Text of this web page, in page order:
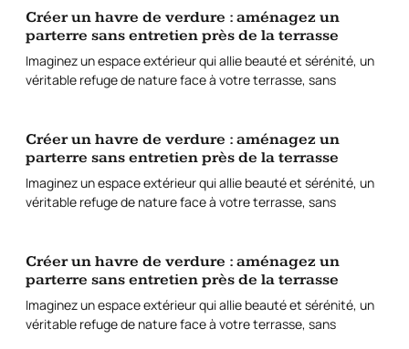
Créer un havre de verdure : aménagez un
parterre sans entretien près de la terrasse
Imaginez un espace extérieur qui allie beauté et sérénité, un
véritable refuge de nature face à votre terrasse, sans
Créer un havre de verdure : aménagez un
parterre sans entretien près de la terrasse
Imaginez un espace extérieur qui allie beauté et sérénité, un
véritable refuge de nature face à votre terrasse, sans
Créer un havre de verdure : aménagez un
parterre sans entretien près de la terrasse
Imaginez un espace extérieur qui allie beauté et sérénité, un
véritable refuge de nature face à votre terrasse, sans